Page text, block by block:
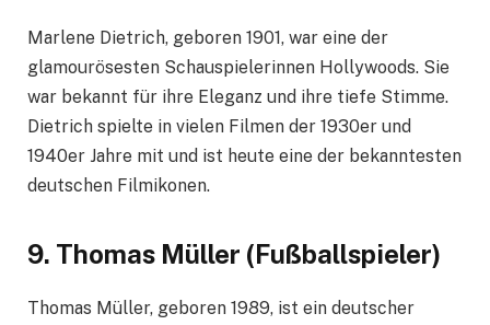
Marlene Dietrich, geboren 1901, war eine der
glamourösesten Schauspielerinnen Hollywoods. Sie
war bekannt für ihre Eleganz und ihre tiefe Stimme.
Dietrich spielte in vielen Filmen der 1930er und
1940er Jahre mit und ist heute eine der bekanntesten
deutschen Filmikonen.
9. Thomas Müller (Fußballspieler)
Thomas Müller, geboren 1989, ist ein deutscher